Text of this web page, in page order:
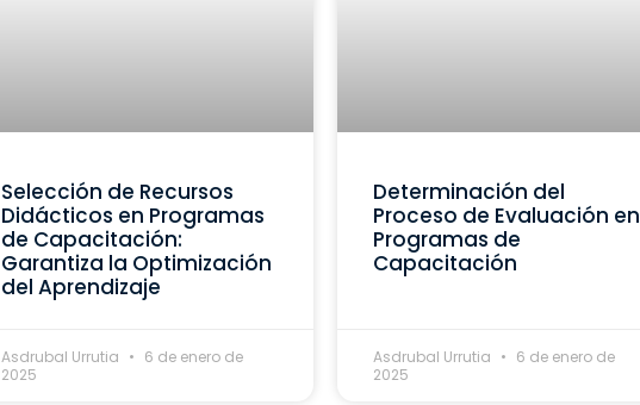
Selección de Recursos
Didácticos en Programas
de Capacitación:
Garantiza la Optimización
del Aprendizaje
Asdrubal Urrutia
6 de enero de
2025
Determinación del
Proceso de Evaluación en
Programas de
Capacitación
Asdrubal Urrutia
6 de enero de
2025